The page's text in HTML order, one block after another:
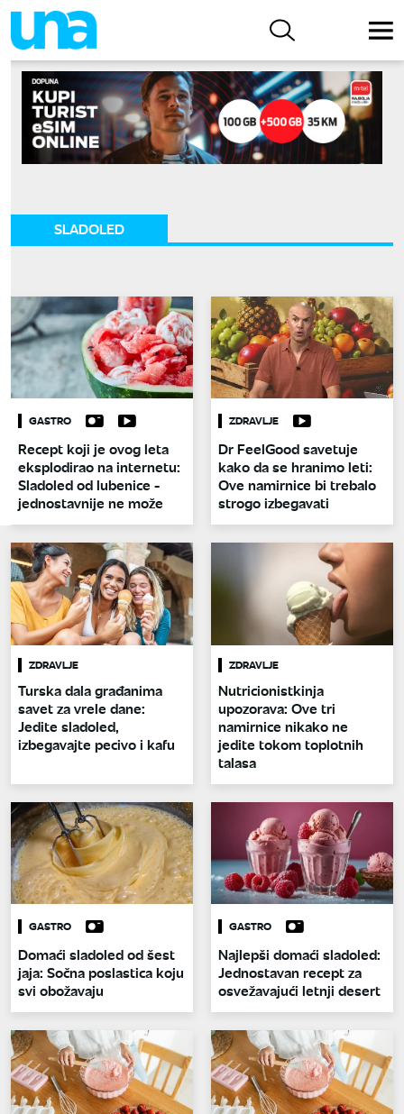
SLADOLED
GASTRO
Recept koji je ovog leta
eksplodirao na internetu:
Sladoled od lubenice -
jednostavnije ne može
ZDRAVLJE
Dr FeelGood savetuje
kako da se hranimo leti:
Ove namirnice bi trebalo
strogo izbegavati
ZDRAVLJE
Turska dala građanima
savet za vrele dane:
Jedite sladoled,
izbegavajte pecivo i kafu
ZDRAVLJE
Nutricionistkinja
upozorava: Ove tri
namirnice nikako ne
jedite tokom toplotnih
talasa
GASTRO
Domaći sladoled od šest
jaja: Sočna poslastica koju
svi obožavaju
GASTRO
Najlepši domaći sladoled:
Jednostavan recept za
osvežavajući letnji desert